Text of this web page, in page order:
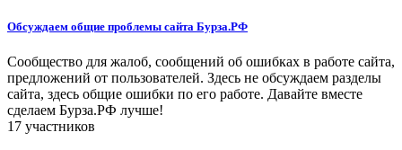
Обсуждаем общие проблемы сайта Бурза.РФ
Сообщество для жалоб, сообщений об ошибках в работе сайта,
предложений от пользователей. Здесь не обсуждаем разделы
сайта, здесь общие ошибки по его работе. Давайте вместе
сделаем Бурза.РФ лучше!
17 участников